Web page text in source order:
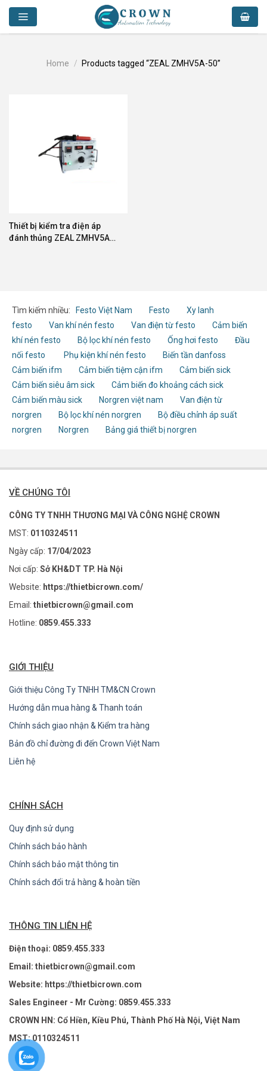
Skip
content
Home / Products tagged “ZEAL ZMHV5A-50”
Thiết bị kiểm tra điện áp
đánh thủng ZEAL ZMHV5A-
Tìm kiếm nhiều: Festo Việt Nam Festo
Xy lanh
festo
Van khí nén festo Van điện từ festo
Cảm biến
khí nén festo
Bộ lọc khí nén festo Ống hơi festo
Đầu
nối festo
Phụ kiện khí nén festo
Biến tần danfoss
Cảm biến ifm
Cảm biến tiệm cận ifm
Cảm biến sick
Cảm biến siêu âm sick
Cảm biến đo khoảng cách sick
Cảm biến màu sick
Norgren việt nam
Van điện từ
norgren
Bộ lọc khí nén norgren
Bộ điều chỉnh áp suất
norgren
Norgren Bảng giá thiết bị norgren
VỀ CHÚNG TÔI
CÔNG TY TNHH THƯƠNG MẠI VÀ CÔNG NGHỆ CROWN
MST: 0110324511
Ngày cấp: 17/04/2023
Nơi cấp: Sở KH&DT TP. Hà Nội
Website: https://thietbicrown.com/
Email: thietbicrown@gmail.com
Hotline: 0859.455.333
GIỚI THIỆU
Giới thiệu Công Ty TNHH TM&CN Crown
Hướng dẫn mua hàng & Thanh toán
Chính sách giao nhận & Kiểm tra hàng
Bản đồ chỉ đường đi đến Crown Việt Nam
Liên hệ
CHÍNH SÁCH
Quy định sử dụng
Chính sách bảo hành
Chính sách bảo mật thông tin
Chính sách đổi trả hàng & hoàn tiền
THÔNG TIN LIÊN HỆ
Điện thoại: 0859.455.333
Email: thietbicrown@gmail.com
Website: https://thietbicrown.com
Sales Engineer - Mr Cường: 0859.455.333
CROWN HN: Cổ Hiền, Kiều Phú, Thành Phố Hà Nội, Việt Nam
MST: 0110324511